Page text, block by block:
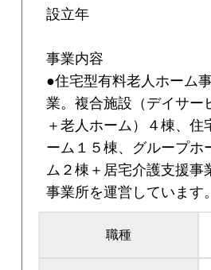
設立年
事業内容
●住宅型有料老人ホーム
業。複合施設（デイサー
＋老人ホーム）４棟、住
ーム１５棟、グループホ
ム２棟＋居宅介護支援事
事業所を運営しています。
職種